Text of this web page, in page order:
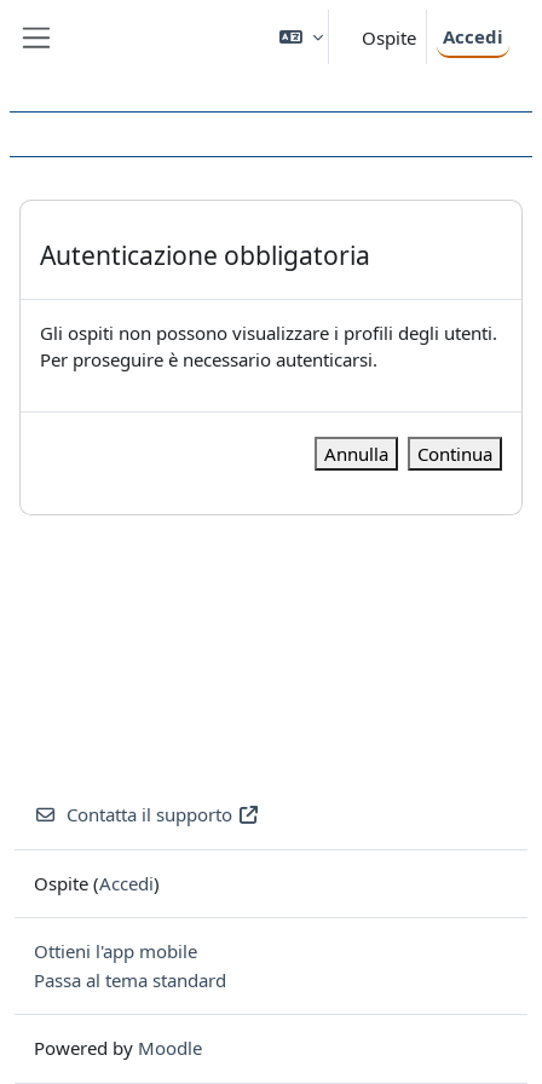
Ospite Accedi
Autenticazione obbligatoria
Gli ospiti non possono visualizzare i profili degli utenti.
Per proseguire è necessario autenticarsi.
Annulla Continua
Contatta il supporto
Ospite (Accedi)
Ottieni l'app mobile
Passa al tema standard
Powered by Moodle